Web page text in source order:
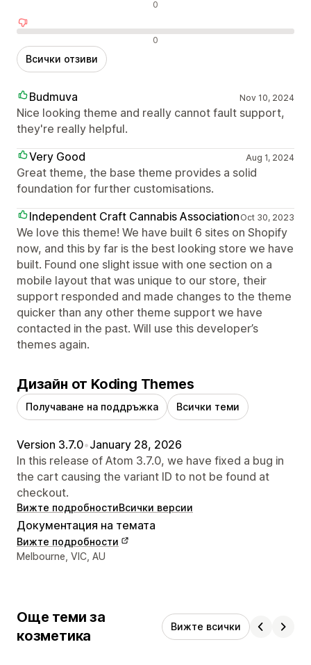
0
0
Всички отзиви
Budmuva Nov 10, 2024
Nice looking theme and really cannot fault support,
they're really helpful.
Very Good
Aug 1, 2024
Great theme, the base theme provides a solid
foundation for further customisations.
Independent Craft Cannabis AssociationOct 30, 2023
We love this theme! We have built 6 sites on Shopify
now, and this by far is the best looking store we have
built. Found one slight issue with one section on a
mobile layout that was unique to our store, their
support responded and made changes to the theme
quicker than any other theme support we have
contacted in the past. Will use this developer’s
themes again.
Дизайн от Koding Themes
Получаване на поддръжка Всички теми
Version 3.7.0•January 28, 2026
In this release of Atom 3.7.0, we have fixed a bug in
the cart causing the variant ID to not be found at
checkout.
Вижте подробностиВсички версии
Документация на темата
Вижте подробности
Данни за връзка с дизайнера
Melbourne, VIC, AU
Още теми за
козметика
Вижте всички